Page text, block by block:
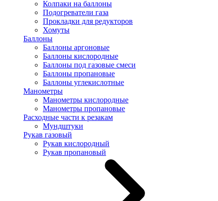
Колпаки на баллоны
Подогреватели газа
Прокладки для редукторов
Хомуты
Баллоны
Баллоны аргоновые
Баллоны кислородные
Баллоны под газовые смеси
Баллоны пропановые
Баллоны углекислотные
Манометры
Манометры кислородные
Манометры пропановые
Расходные части к резакам
Мундштуки
Рукав газовый
Рукав кислородный
Рукав пропановый